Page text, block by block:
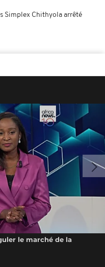
Simplex Chithyola arrêté
le marché de la